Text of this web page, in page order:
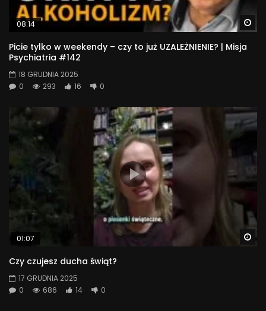
08:14
Picie tylko w weekendy – czy to już UZALEŻNIENIE? | Misja
Psychiatria #142
18 GRUDNIA 2025
0
293 16 0
01:07
Czy czujesz ducha świąt?
17 GRUDNIA 2025
0
686 14 0